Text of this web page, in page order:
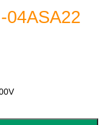
04ASA22